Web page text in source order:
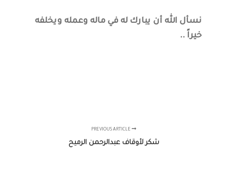
نسأل الله أن يبارك له في ماله وعمله ويخلفه
خيراً ..
شكر لأوقاف عبدالرحمن الرميح